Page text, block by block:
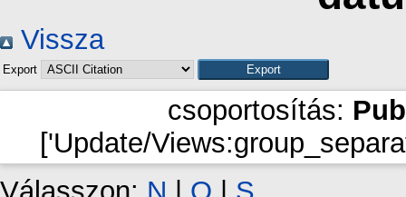
Vissza
Export
csoportosítás:
['Update/